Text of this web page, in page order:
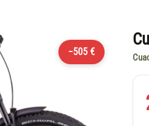
−505 €